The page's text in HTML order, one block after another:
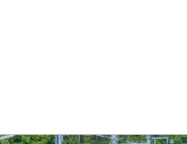
GALA Yuzawa • Hokuriku Shinkansen:
เส้นทางและวันที่กำหนด ● จากสน
ฟรีไม่จำกัดรอบ ● นั่งรถไฟ